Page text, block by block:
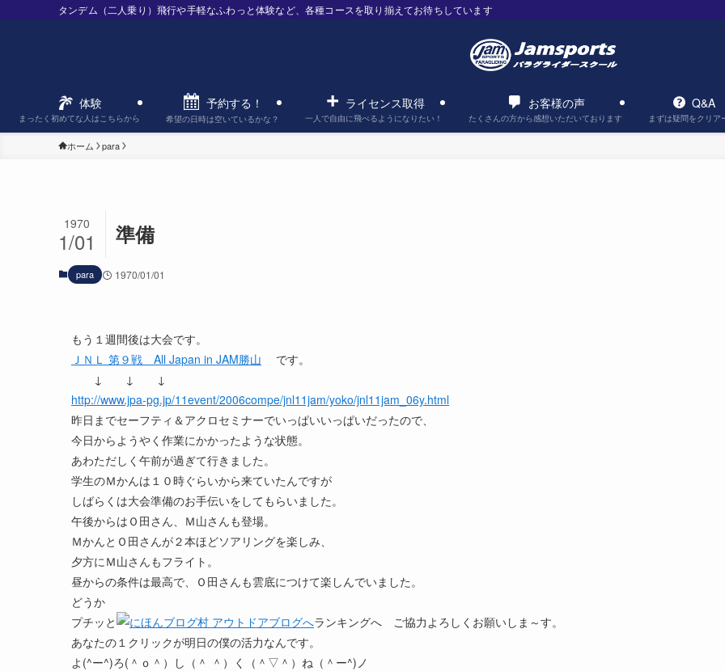
タンデム（二人乗り）飛行や手軽なふわっと体験など、各種コースを取り揃えてお待ちしています
体験
まったく初めてな人はこちらから
予約する！
希望の日時は空いているかな？
ライセンス取得
一人で自由に飛べるようになりたい！
お客様の声
たくさんの方から感想いただいております
Q&A
まずは疑問をクリア
ホーム para
準備
1970
1/01
para 1970/01/01
もう１週間後は大会です。
ＪＮＬ 第９戦 All Japan in JAM勝山 です。
↓ ↓ ↓
http://www.jpa-pg.jp/11event/2006compe/jnl11jam/yoko/jnl11jam_06y.html
昨日までセーフティ＆アクロセミナーでいっぱいいっぱいだったので、
今日からようやく作業にかかったような状態。
あわただしく午前が過ぎて行きました。
学生のＭかんは１０時ぐらいから来ていたんですが
しばらくは大会準備のお手伝いをしてもらいました。
午後からはＯ田さん、Ｍ山さんも登場。
ＭかんとＯ田さんが２本ほどソアリングを楽しみ、
夕方にＭ山さんもフライト。
昼からの条件は最高で、Ｏ田さんも雲底につけて楽しんでいました。
どうか
プチッと
ランキングへ ご協力よろしくお願いしま～す。
あなたの１クリックが明日の僕の活力なんです。
よ(^ー^)ろ(＾ｏ＾）し（＾ ＾）く（＾▽＾）ね（＾ー^)ノ